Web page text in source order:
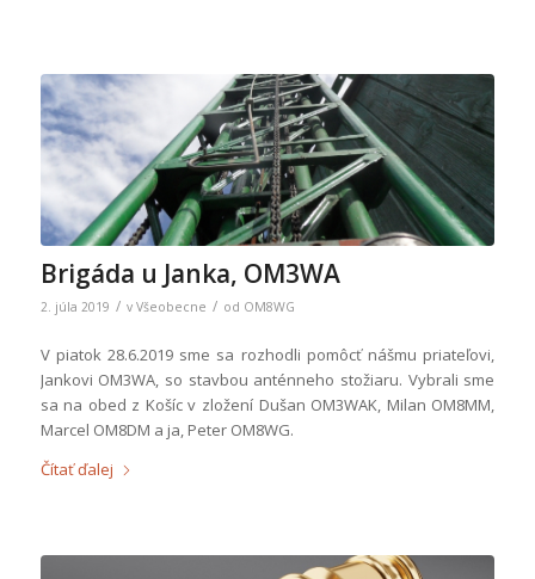
Brigáda u Janka, OM3WA
2. júla 2019 / v Všeobecne / od OM8WG
V piatok 28.6.2019 sme sa rozhodli pomôcť nášmu priateľovi,
Jankovi OM3WA, so stavbou anténneho stožiaru. Vybrali sme
sa na obed z Košíc v zložení Dušan OM3WAK, Milan OM8MM,
Marcel OM8DM a ja, Peter OM8WG.
Čítať ďalej